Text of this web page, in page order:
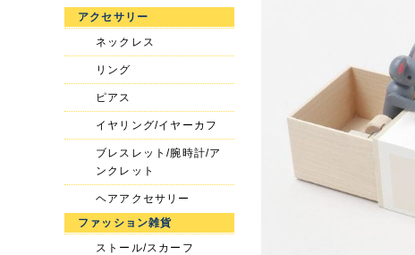
アクセサリー
ネックレス
リング
ピアス
イヤリング/イヤーカフ
ブレスレット/腕時計/ア
ンクレット
ヘアアクセサリー
ファッション雑貨
ストール/スカーフ